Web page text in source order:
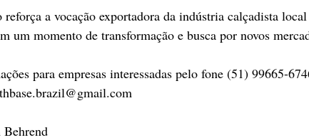
reforça a vocação exportadora da indústria calçadista
um momento de transformação e busca por novos
para empresas interessadas pelo fone (51) 99665-